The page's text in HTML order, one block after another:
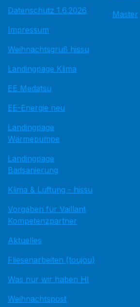
Datenschutz 1.6.2026
Impressum
Weihnachtsgruß hissu
Landingpage Klima
EE Medatsu
EE-Energie neu
Landingpage
Wärmepumpe
Landingpage
Badsanierung
Klima & Lüftung - hissu
Vorgaben für Vaillant
Kompetenzpartner
Aktuelles
Fliesenarbeiten (toujou)
Was nur wir haben HI
Weihnachtspost
Master